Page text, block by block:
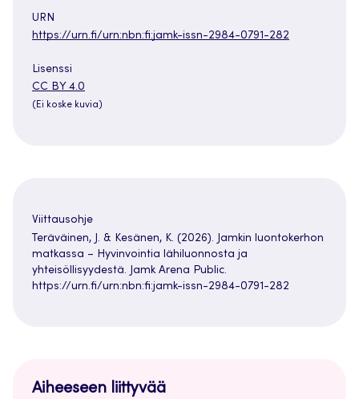
URN
https://urn.fi/urn:nbn:fi:jamk-issn-2984-0791-282
Lisenssi
CC BY 4.0
uuteen
(Ei koske kuvia)
Viittausohje
Teräväinen, J. & Kesänen, K. (2026). Jamkin luontokerhon
matkassa – Hyvinvointia lähiluonnosta ja
yhteisöllisyydestä. Jamk Arena Public.
https://urn.fi/urn:nbn:fi:jamk-issn-2984-0791-282
Aiheeseen liittyvää